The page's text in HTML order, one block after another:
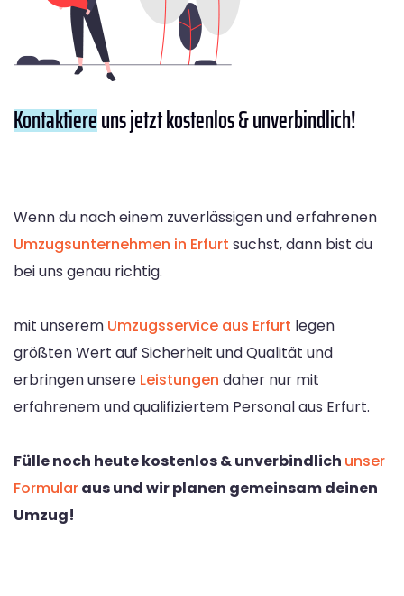
Kontaktiereuns jetzt kostenlos & unverbindlich!
Wenn du nach einem zuverlässigen und erfahrenen
Umzugsunternehmen in Erfurt suchst, dann bist du
bei uns genau richtig.
mit unserem Umzugsservice aus Erfurt legen
größten Wert auf Sicherheit und Qualität und
erbringen unsere Leistungen daher nur mit
erfahrenem und qualifiziertem Personal aus Erfurt.
Fülle noch heute kostenlos & unverbindlich unser
Formularaus und wir planen gemeinsam deinen
Umzug!